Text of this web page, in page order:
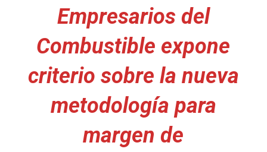
Empresarios del
Combustible expone
criterio sobre la nueva
metodología para
margen de